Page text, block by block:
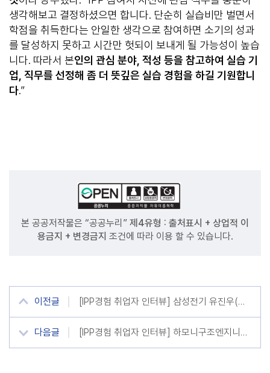
생각해보고 결정하셨으면 합니다. 단순히 실습비만 벌면서
학점을 취득한다는 안일한 생각으로 참여하면 소기의 성과
를 달성하지 못하고 시간만 헛되이 보내게 될 가능성이 높습
니다. 따라서 본인의 관심 분야, 적성 등을 참고하여 실습 기
업, 직무를 선정해 좀 더 뜻깊은 실습 경험을 하길 기원합니
다.”
본 공공저작물은 “공공누리” 제4유형 : 출처표시 + 상업적 이
용금지 + 변경금지 조건에 따라 이용 할 수 있습니다.
이전글 [IPP경험 취업자 인터뷰] 삼성전기 유진우(전기전자통신공학부 졸업생)
다음글 [IPP경험 취업자 인터뷰] 하모니구조엔지니어링 여정헌(디자인건축공학부)